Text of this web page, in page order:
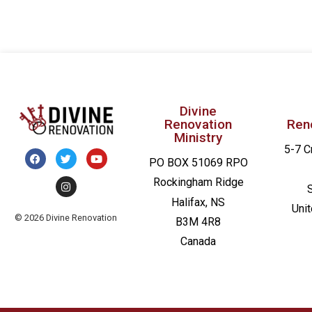
© 2026 Divine Renovation
Divine
Renovation
Ministry
PO BOX 51069 RPO
Rockingham Ridge
Halifax, NS
B3M 4R8
Canada
5-7